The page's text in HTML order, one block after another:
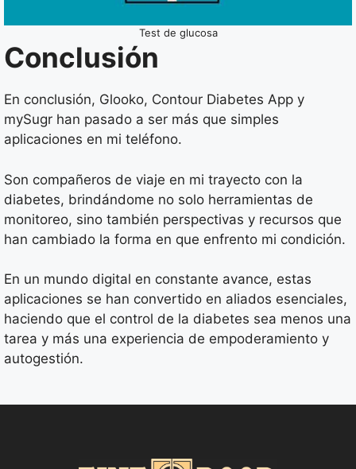
Test de glucosa
Conclusión
En conclusión, Glooko, Contour Diabetes App y
mySugr han pasado a ser más que simples
aplicaciones en mi teléfono.
Son compañeros de viaje en mi trayecto con la
diabetes, brindándome no solo herramientas de
monitoreo, sino también perspectivas y recursos que
han cambiado la forma en que enfrento mi condición.
En un mundo digital en constante avance, estas
aplicaciones se han convertido en aliados esenciales,
haciendo que el control de la diabetes sea menos una
tarea y más una experiencia de empoderamiento y
autogestión.